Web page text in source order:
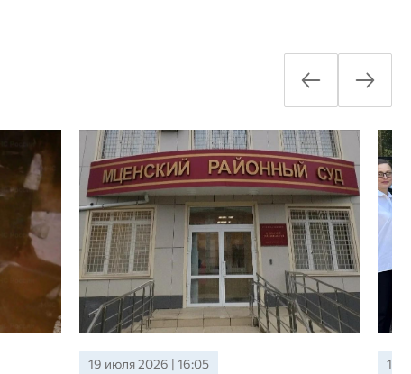
18 июля 2026 | 13:00